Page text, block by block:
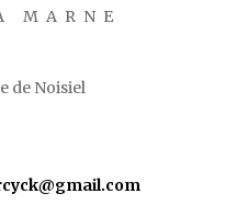
MARNE
de Noisiel